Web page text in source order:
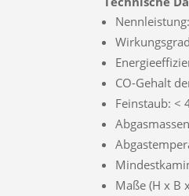
CO-Gehalt
Feinstaub: <
Maße (H x B